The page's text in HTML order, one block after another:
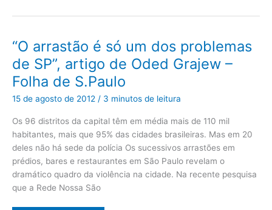
“O arrastão é só um dos problemas
de SP”, artigo de Oded Grajew –
Folha de S.Paulo
15 de agosto de 2012 / 3 minutos de leitura
Os 96 distritos da capital têm em média mais de 110 mil
habitantes, mais que 95% das cidades brasileiras. Mas em 20
deles não há sede da polícia Os sucessivos arrastões em
prédios, bares e restaurantes em São Paulo revelam o
dramático quadro da violência na cidade. Na recente pesquisa
que a Rede Nossa São
arrastão
é
só
um
dos
problemas
de
SP”,
de
Oded
Grajew
Folha
de
S.Paulo